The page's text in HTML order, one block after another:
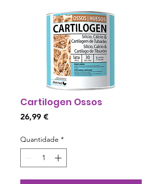
Cartilogen Ossos
26,99 €Preço
Quantidade *